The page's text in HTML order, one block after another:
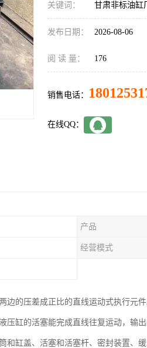
关键词： 甘肃非标油缸
发布日期： 2026-08-06
阅 读 量： 176
销售电话：
在线QQ：
产品
经营模式
边的压差成正比的直线运动式执行元
压缸的活塞能完成直线往复运动，输
和缸盖、活塞和活塞杆、密封装置、